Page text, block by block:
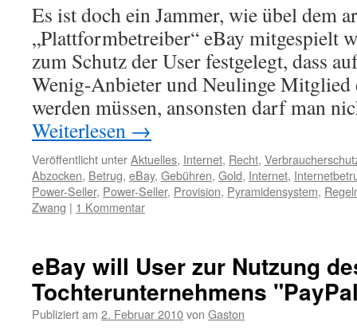
Es ist doch ein Jammer, wie übel dem
„Plattformbetreiber“ eBay mitgespielt
zum Schutz der User festgelegt, dass
Wenig-Anbieter und Neulinge Mitglied
werden müssen, ansonsten darf man
Weiterlesen →
Veröffentlicht unterAktuelles, Internet, Recht,
Abzocken, Betrug, eBay, Gebühren, Gold, Internet,
Power-Seller, Power-Seller, Provision, Pyramidensystem,
Zwang | 1 Kommentar
eBay will User zur Nutzung
Tochterunternehmens
Publiziert am 2. Februar 2010von Gaston